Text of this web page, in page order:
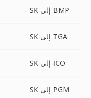
SK إلى BMP
SK إلى TGA
SK إلى ICO
SK إلى PGM